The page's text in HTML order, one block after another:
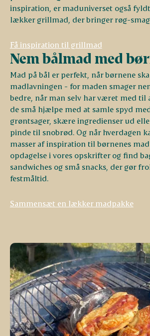
inspiration, er maduniverset også
lækker grillmad, der bringer røg-
Få inspiration til grillmad
Nem bålmad med
Mad på bål er perfekt, når børnene
madlavningen - for maden smager
bedre, når man selv har været med til
de små hjælpe med at samle spyd
grøntsager, skære ingredienser ud
pinde til snobrød. Og når hverdagen
masser af inspiration til børnenes
opdagelse i vores opskrifter og find
sandwiches og små snacks, der gør
festmåltid.
Sammensæt en lækker madpakke